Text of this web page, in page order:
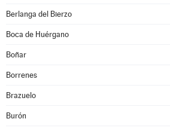
Berlanga del Bierzo
Boca de Huérgano
Boñar
Borrenes
Brazuelo
Burón